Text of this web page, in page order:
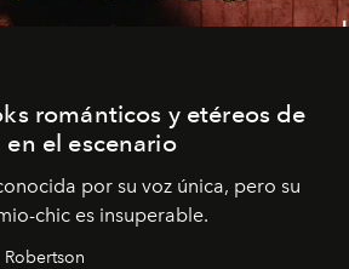
románticos y etéreos de
el escenario
por su voz única, pero su
chic es insuperable.